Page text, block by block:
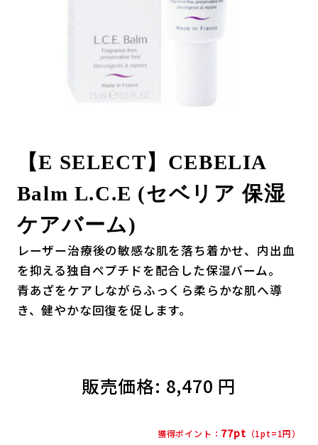
【E SELECT】CEBELIA
Balm L.C.E (セベリア 保湿
ケアバーム)
レーザー治療後の敏感な肌を落ち着かせ、内出血
を抑える独自ペプチドを配合した保湿バーム。
青あざをケアしながらふっくら柔らかな肌へ導
き、健やかな回復を促します。
販売価格: 8,470 円
獲得ポイント： 77pt （1pt=1円）